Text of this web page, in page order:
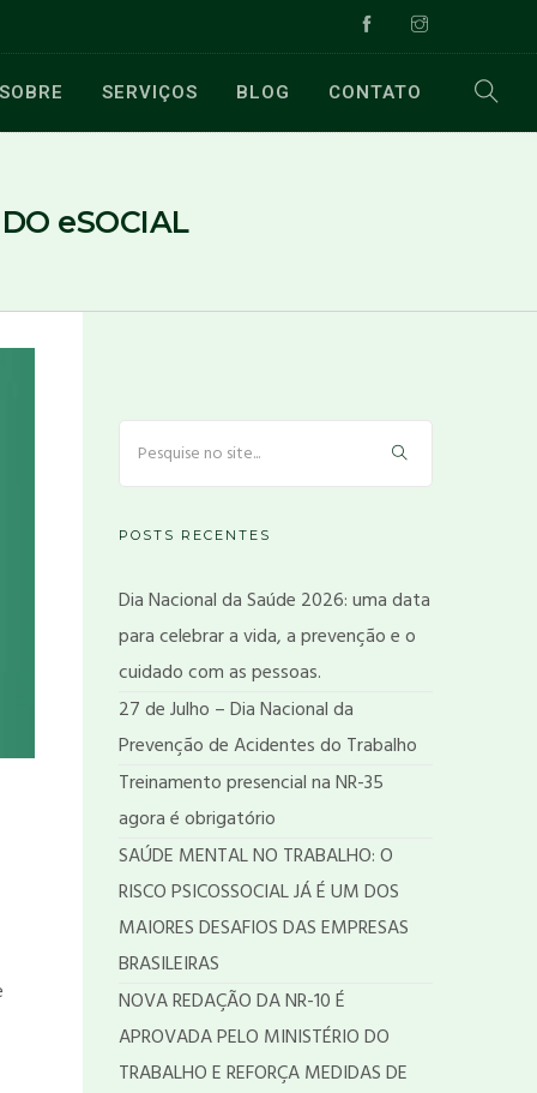
SOBRE SERVIÇOS BLOG CONTATO
eSOCIAL
POSTS RECENTES
Dia Nacional da Saúde 2026: uma data
para celebrar a vida, a prevenção e o
cuidado com as pessoas.
27 de Julho – Dia Nacional da
Prevenção de Acidentes do Trabalho
Treinamento presencial na NR-35
agora é obrigatório
SAÚDE MENTAL NO TRABALHO: O
RISCO PSICOSSOCIAL JÁ É UM DOS
MAIORES DESAFIOS DAS EMPRESAS
BRASILEIRAS
NOVA REDAÇÃO DA NR-10 É
APROVADA PELO MINISTÉRIO DO
TRABALHO E REFORÇA MEDIDAS DE